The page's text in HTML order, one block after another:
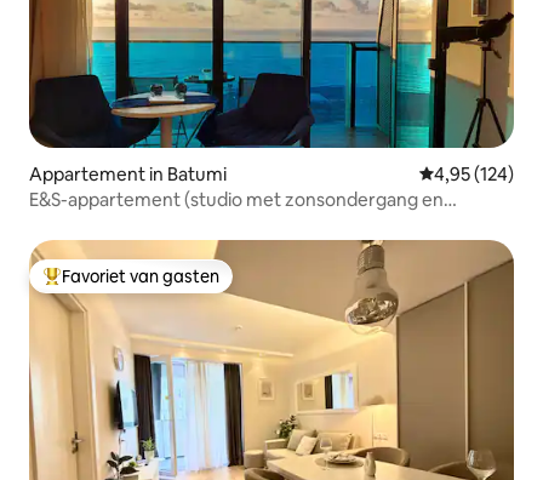
Appartement in Batumi Gemiddelde
4,95 (124)
E&S-appartement (studio met zonsondergang en
Topfavoriet van gasten
Favoriet van gasten